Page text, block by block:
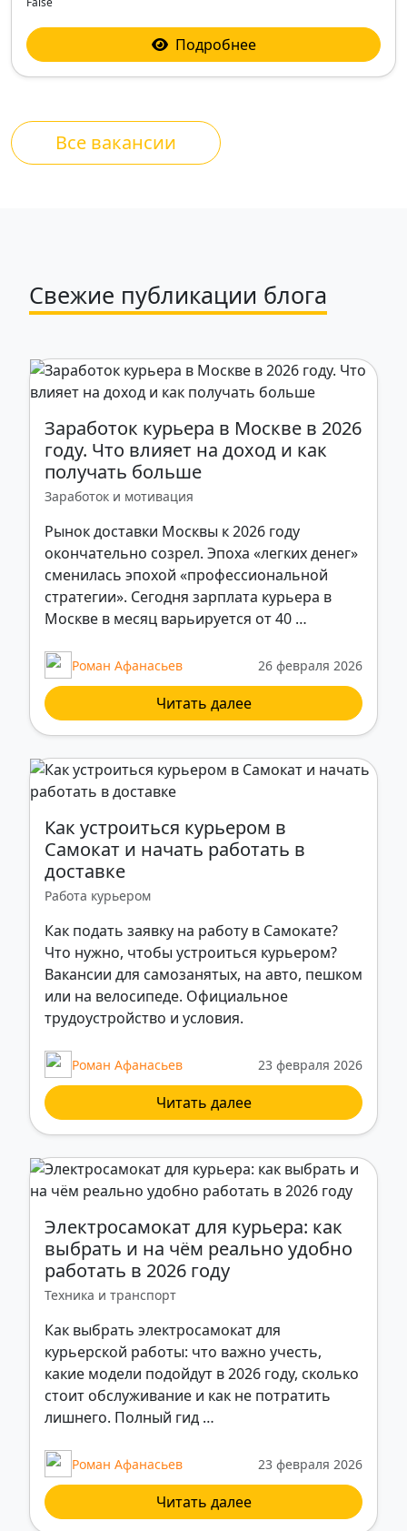
Подробнее
Все вакансии
Свежие публикации блога
Заработок курьера в Москве в 2026
году. Что влияет на доход и как
получать больше
Заработок и мотивация
Рынок доставки Москвы к 2026 году
окончательно созрел. Эпоха «легких денег»
сменилась эпохой «профессиональной
стратегии». Сегодня зарплата курьера в
Москве в месяц варьируется от 40 …
Роман Афанасьев 26 февраля 2026
Читать далее
Как устроиться курьером в
Самокат и начать работать в
доставке
Работа курьером
Как подать заявку на работу в Самокате?
Что нужно, чтобы устроиться курьером?
Вакансии для самозанятых, на авто, пешком
или на велосипеде. Официальное
трудоустройство и условия.
Роман Афанасьев 23 февраля 2026
Читать далее
Электросамокат для курьера: как
выбрать и на чём реально удобно
работать в 2026 году
Техника и транспорт
Как выбрать электросамокат для
курьерской работы: что важно учесть,
какие модели подойдут в 2026 году, сколько
стоит обслуживание и как не потратить
лишнего. Полный гид …
Роман Афанасьев 23 февраля 2026
Читать далее